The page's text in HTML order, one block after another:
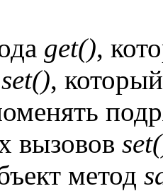
get(),
set(),
вызовов
метод